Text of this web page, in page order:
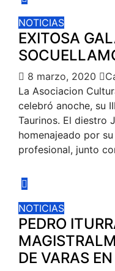
NOTICIAS
EXITOSA
8 marzo, 2020
La Asociacion
celebró anoche, su
Taurinos. El diestro
homenajeado por
profesional, junto
NOTICIAS
PEDRO
DE VARAS